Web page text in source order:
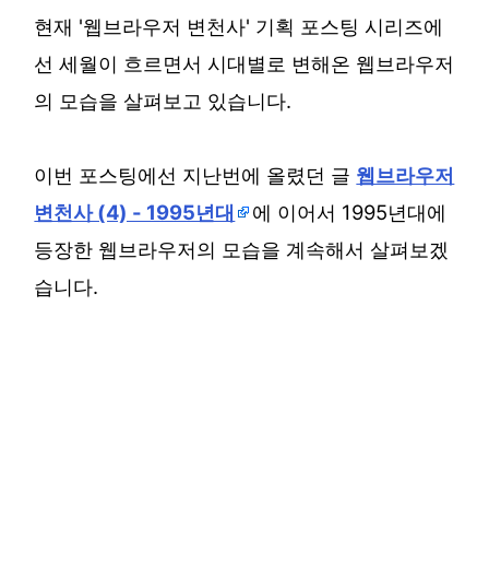
현재 '웹브라우저 변천사' 기획 포스팅 시리즈에
선 세월이 흐르면서 시대별로 변해온 웹브라우저
의 모습을 살펴보고 있습니다.
이번 포스팅에선 지난번에 올렸던 글 웹브라우저
변천사 (4) - 1995년대
에 이어서 1995년대에
등장한 웹브라우저의 모습을 계속해서 살펴보겠
습니다.